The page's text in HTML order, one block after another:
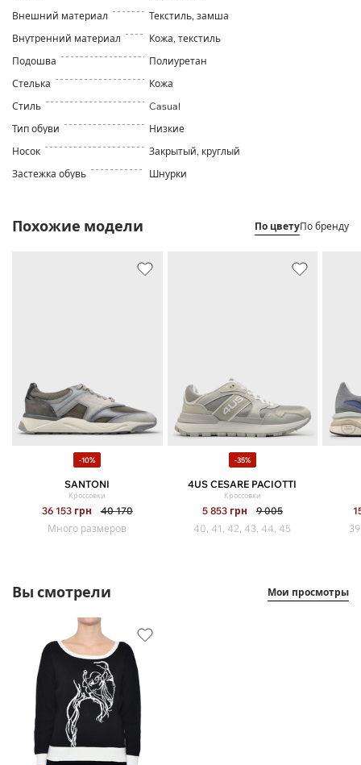
Внешний материал
Текстиль, замша
Внутренний материал
Кожа, текстиль
Подошва
Полиуретан
Стелька
Кожа
Стиль
Casual
Тип обуви
Низкие
Носок
Закрытый, круглый
Застежка обувь
Шнурки
Похожие модели По цветуПо бренду
-10%
SANTONI
Кроссовки
36 153 грн
40 170
Много размеров
-35%
4US CESARE PACIOTTI
Кроссовки
5 853 грн
9 005
40, 41, 42, 43, 44, 45
Вы смотрели Мои просмотры